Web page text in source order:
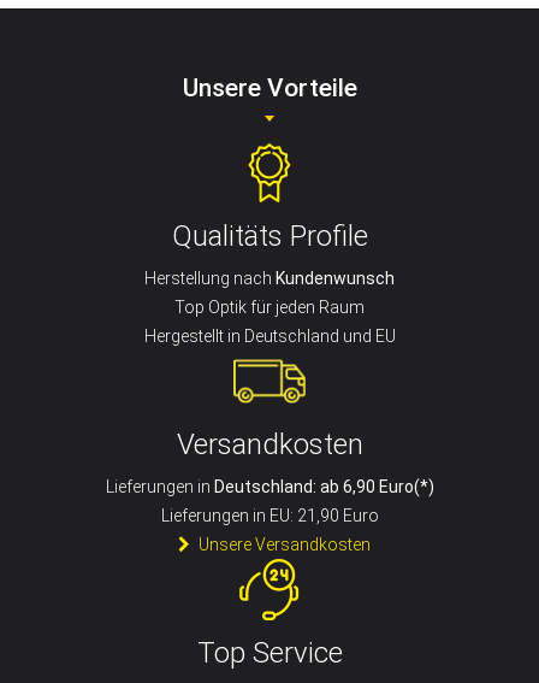
Unsere Vorteile
Qualitäts Profile
Herstellung nach Kundenwunsch
Top Optik für jeden Raum
Hergestellt in Deutschland und EU
Versandkosten
Lieferungen in Deutschland: ab 6,90 Euro(*)
Lieferungen in EU: 21,90 Euro
Unsere Versandkosten
Top Service